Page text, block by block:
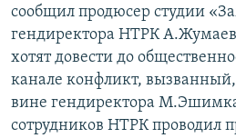
сообщил продюсер студии
гендиректора НТРК
хотят довести до
канале конфликт, вызванный,
вине гендиректора
сотрудников НТРК проводил